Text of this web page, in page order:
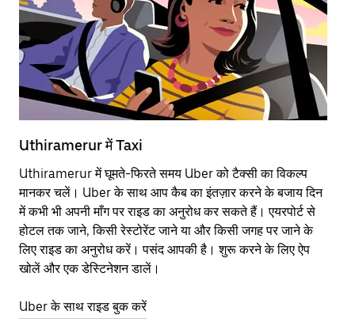
Uthiramerur में Taxi
Uthiramerur में घूमते-फिरते समय Uber को टैक्सी का विकल्प
मानकर चलें। Uber के साथ आप कैब का इंतज़ार करने के बजाय दिन
में कभी भी अपनी माँग पर राइड का अनुरोध कर सकते हैं। एयरपोर्ट से
होटल तक जाने, किसी रेस्टोरेंट जाने या और किसी जगह पर जाने के
लिए राइड का अनुरोध करें। पसंद आपकी है। शुरू करने के लिए ऐप
खोलें और एक डेस्टिनेशन डालें।
Uber के साथ राइड बुक करें